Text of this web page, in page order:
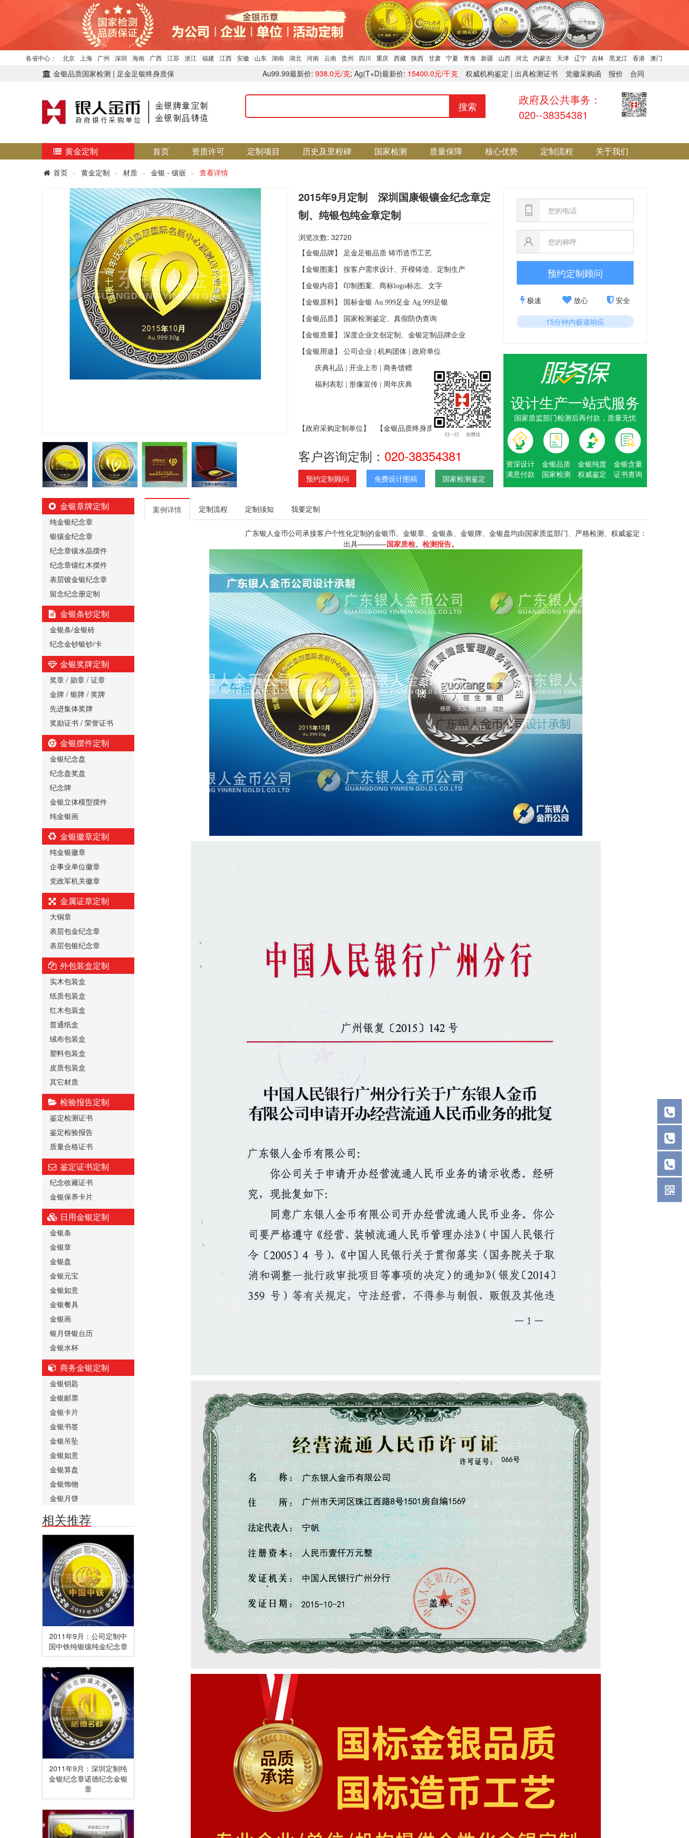
各省中心： 北京 上海 广州 深圳 海南 广西 江苏 浙江 福建 江西 安徽 山东 湖南 湖北 河南 云南 贵州 四川 重庆 西藏 陕西 甘肃 宁夏 青海 新疆 山西 河北 内蒙古 天津 辽宁 吉林 黑龙江 香港 澳门
金银品质国家检测 | 足金足银终身质保 党徽采购函 报价 合同
权威机构鉴定 | 出具检测证书
Au99.99最新价: 938.0元/克; Ag(T+D)最新价: 15400.0元/千克
搜索
政府及公共事务：
020--38354381
黄金定制 首页 资质许可 定制项目 历史及里程碑 国家检测 质量保障 核心优势 定制流程 关于我们
首页 黄金定制 材质 金银 - 镶嵌 查看详情
2015年9月定制 深圳国康银镶金纪念章定
制、纯银包纯金章定制
浏览次数: 32720
【金银品牌】 足金足银品质 铸币造币工艺
【金银图案】 按客户需求设计、开模铸造、定制生产
【金银内容】 印制图案、商标logo标志、文字
【金银原料】 国标金银 Au.999足金 Ag.999足银
【金银品质】 国家检测鉴定、真假防伪查询
【金银质量】 深度企业文创定制、金银定制品牌企业
【金银用途】 公司企业 机构团体 政府单位
庆典礼品 开业上市 商务馈赠
福利表彰 形像宣传 周年庆典
【政府采购定制单位】 【金银品质终身质保】
客户咨询定制： 020-38354381
预约定制顾问 免费设计图稿 国家检测鉴定
预约定制顾问
极速 放心 安全
15分钟内极速响应
设计生产一站式服务
国家质监部门检测后再付款，质量无忧
资深设计
满意付款
金银品质
国家检测
金银纯度
权威鉴定
金银含量
证书查询
金银章牌定制
纯金银纪念章
银镶金纪念章
纪念章镶水晶摆件
纪念章镶红木摆件
表层镀金银纪念章
留念纪念册定制
金银条钞定制
金银条/金银砖
纪念金钞银钞/卡
金银奖牌定制
奖章 / 勋章 / 证章
金牌 / 银牌 / 奖牌
先进集体奖牌
奖励证书 / 荣誉证书
金银摆件定制
金银纪念盘
纪念盘奖盘
纪念牌
金银立体模型摆件
纯金银画
金银徽章定制
纯金银徽章
企事业单位徽章
党政军机关徽章
金属证章定制
大铜章
表层包金纪念章
表层包银纪念章
外包装盒定制
实木包装盒
纸质包装盒
红木包装盒
普通纸盒
绒布包装盒
塑料包装盒
皮质包装盒
其它材质
检验报告定制
鉴定检测证书
鉴定检验报告
质量合格证书
鉴定证书定制
纪念收藏证书
金银保养卡片
日用金银定制
金银条
金银章
金银盘
金银元宝
金银如意
金银餐具
金银画
银月饼银台历
金银水杯
商务金银定制
金银钥匙
金银邮票
金银卡片
金银书签
金银吊坠
金银如意
金银算盘
金银饰物
金银月饼
相关推荐
2011年9月：公司定制中
国中铁纯银镶纯金纪念章
2011年9月：深圳定制纯
金银纪念章诺德纪念金银
章
案例详情 定制流程 定制须知 我要定制
广东银人金币公司承接客户个性化定制的金银币、金银章、金银条、金银牌、金银盘均由国家质监部门、严格检测、权威鉴定：
出具————国家质检、 检测报告。